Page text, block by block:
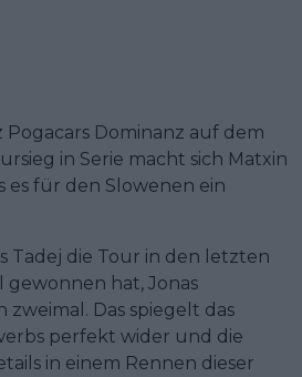
Dominanz auf dem
in Serie macht sich Matxin
es für den Slowenen ein
Tadej die Tour in den letzten
gewonnen hat, Jonas
Das spiegelt das
perfekt wider und die
in einem Rennen dieser